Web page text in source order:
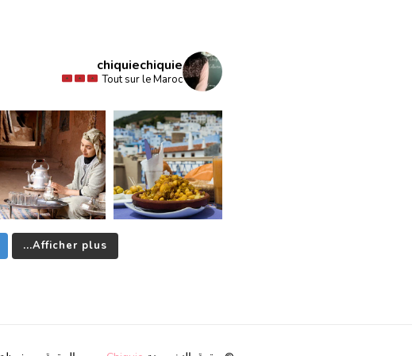
chiquiechiquie
Tout sur le Maroc
Le Maroc, un carrefour de civilisations à traver
Afficher plus...